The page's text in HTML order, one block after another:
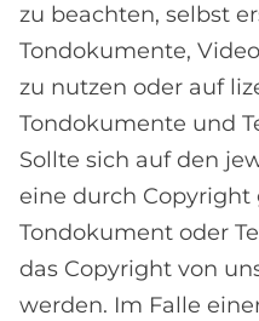
zu beachten, selbst
Tondokumente,
zu nutzen oder auf
Tondokumente und
Sollte sich auf den
eine durch Copyright
Tondokument oder
das Copyright von
werden. Im Falle